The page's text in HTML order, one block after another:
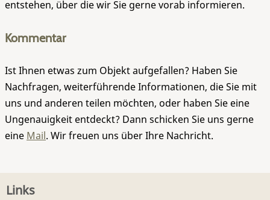
entstehen, über die wir Sie gerne vorab informieren.
Kommentar
Ist Ihnen etwas zum Objekt aufgefallen? Haben Sie
Nachfragen, weiterführende Informationen, die Sie mit
uns und anderen teilen möchten, oder haben Sie eine
Ungenauigkeit entdeckt? Dann schicken Sie uns gerne
eine Mail. Wir freuen uns über Ihre Nachricht.
Links